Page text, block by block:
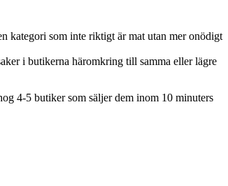
kategori som inte riktigt är mat utan mer onödigt
i butikerna häromkring till samma eller lägre
4-5 butiker som säljer dem inom 10 minuters